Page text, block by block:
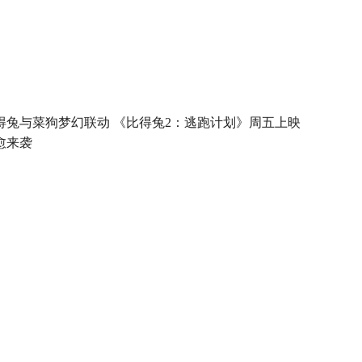
兔与菜狗梦幻联动 《比得兔2：逃跑计划》周五上映
来袭